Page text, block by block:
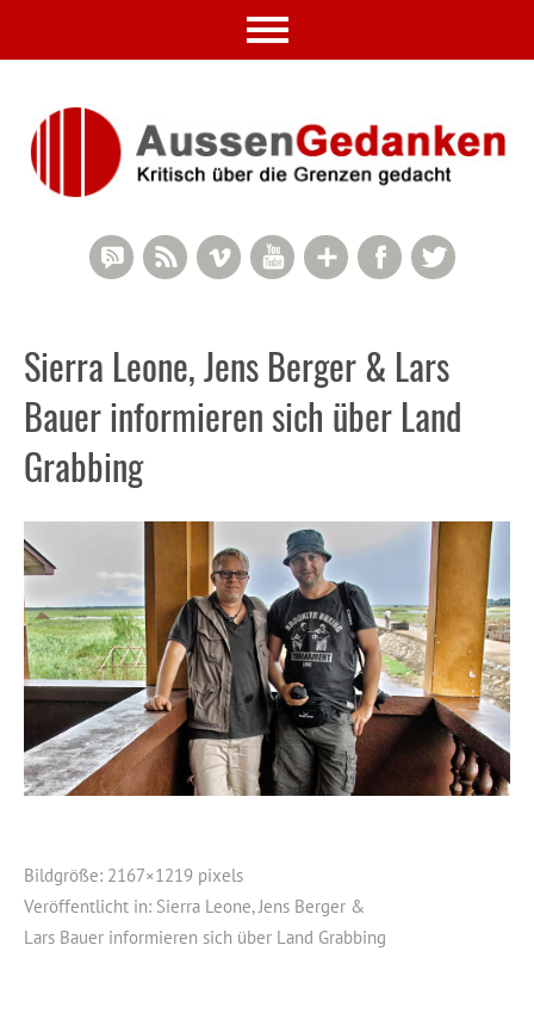
Twitter
Facebook
Google+
YouTube
Vimeo
RSS Feed
RSS Comments
Sierra Leone, Jens Berger & Lars
Bauer informieren sich über Land
Grabbing
Bildgröße: 2167×1219 pixels
Veröffentlicht in: Sierra Leone, Jens Berger &
Lars Bauer informieren sich über Land Grabbing